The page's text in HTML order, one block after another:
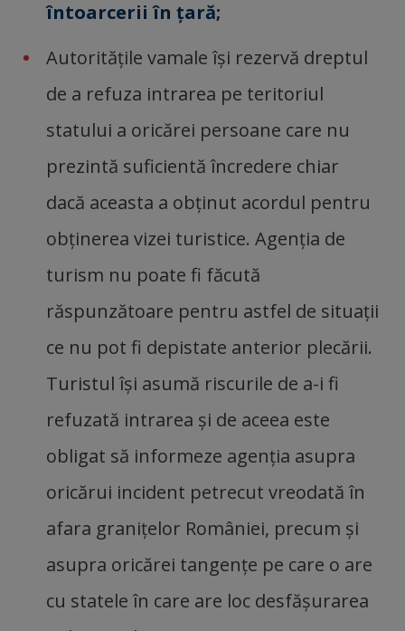
întoarcerii în ţară;
Autorităţile vamale îşi rezervă dreptul
de a refuza intrarea pe teritoriul
statului a oricărei persoane care nu
prezintă suficientă încredere chiar
dacă aceasta a obţinut acordul pentru
obţinerea vizei turistice. Agenţia de
turism nu poate fi făcută
răspunzătoare pentru astfel de situaţii
ce nu pot fi depistate anterior plecării.
Turistul îşi asumă riscurile de a-i fi
refuzată intrarea şi de aceea este
obligat să informeze agenţia asupra
oricărui incident petrecut vreodată în
afara graniţelor României, precum şi
asupra oricărei tangenţe pe care o are
cu statele în care are loc desfăşurarea